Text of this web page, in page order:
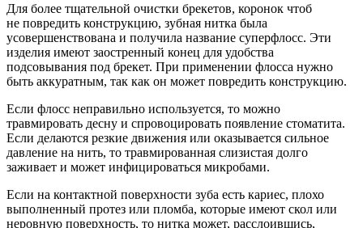
Для более тщательной очистки брекетов, коронок чтоб
не повредить конструкцию, зубная нитка была
усовершенствована и получила название суперфлосс. Эти
изделия имеют заостренный конец для удобства
подсовывания под брекет. При применении флосса нужно
быть аккуратным, так как он может повредить конструкцию.
Если флосс неправильно используется, то можно
травмировать десну и спровоцировать появление стоматита.
Если делаются резкие движения или оказывается сильное
давление на нить, то травмированная слизистая долго
заживает и может инфицироваться микробами.
Если на контактной поверхности зуба есть кариес, плохо
выполненный протез или пломба, которые имеют скол или
неровную поверхность, то нитка может, расслоившись,